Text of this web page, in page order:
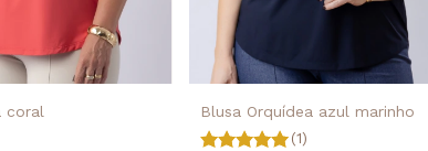
coral
Blusa Orquídea azul marinho
(1)